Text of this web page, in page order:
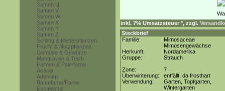
Samen U
Samen V
Samen W
Samen X
Samen Y
Samen Z
Schling & Kletterpflanzen
Frucht & Nutzpflanzen
Gemüse & Gewürze
Mangroven & Teich
Palmen & Palmfarne
Acacia
Adenium
Baumfarne/Farne
Eucalyptus
inkl. 7% Umsatzsteuer *, zzgl.
Steckbrief
Familie:
Mimosaceae
Mimosengewächse
Herkunft:
Nordamerika
Gruppe:
Strauch
Zone:
7
Überwinterung:
entfällt, da frosthart
Verwendung:
Garten, Topfgarten,
Wintergarten